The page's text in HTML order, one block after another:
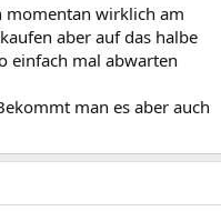
momentan wirklich am
aber auf das halbe
einfach mal abwarten
man es aber auch